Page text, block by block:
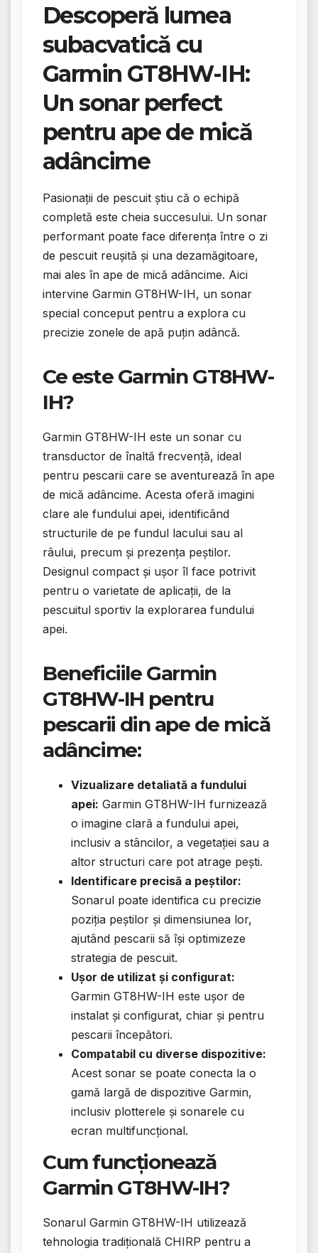
Descoperă lumea
subacvatică cu
Garmin GT8HW-IH:
Un sonar perfect
pentru ape de mică
adâncime
Pasionații de pescuit știu că o echipă
completă este cheia succesului. Un sonar
performant poate face diferența între o zi
de pescuit reușită și una dezamăgitoare,
mai ales în ape de mică adâncime. Aici
intervine Garmin GT8HW-IH, un sonar
special conceput pentru a explora cu
precizie zonele de apă puțin adâncă.
Ce este Garmin GT8HW-
IH?
Garmin GT8HW-IH este un sonar cu
transductor de înaltă frecvență, ideal
pentru pescarii care se aventurează în ape
de mică adâncime. Acesta oferă imagini
clare ale fundului apei, identificând
structurile de pe fundul lacului sau al
râului, precum și prezența peștilor.
Designul compact și ușor îl face potrivit
pentru o varietate de aplicații, de la
pescuitul sportiv la explorarea fundului
apei.
Beneficiile Garmin
GT8HW-IH pentru
pescarii din ape de mică
adâncime:
Vizualizare detaliată a fundului
apei: Garmin GT8HW-IH furnizează
o imagine clară a fundului apei,
inclusiv a stâncilor, a vegetației sau a
altor structuri care pot atrage pești.
Identificare precisă a peștilor:
Sonarul poate identifica cu precizie
poziția peștilor și dimensiunea lor,
ajutând pescarii să își optimizeze
strategia de pescuit.
Ușor de utilizat și configurat:
Garmin GT8HW-IH este ușor de
instalat și configurat, chiar și pentru
pescarii începători.
Compatabil cu diverse dispozitive:
Acest sonar se poate conecta la o
gamă largă de dispozitive Garmin,
inclusiv plotterele și sonarele cu
ecran multifuncțional.
Cum funcționează
Garmin GT8HW-IH?
Sonarul Garmin GT8HW-IH utilizează
tehnologia tradițională CHIRP pentru a